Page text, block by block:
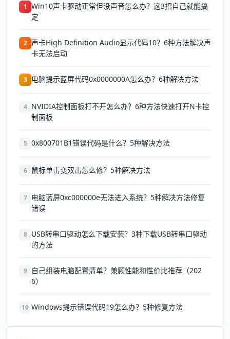
1 Win10声卡驱动正常但没声音怎么办？这3招自己就能搞
定
2 声卡High Definition Audio显示代码10？6种方法解决声
卡无法启动
3 电脑提示蓝屏代码0x0000000A怎么办？6种解决方法
4 NVIDIA控制面板打不开怎么办？6种方法快速打开N卡控
制面板
5 0x800701B1错误代码是什么？5种解决方法
6 鼠标单击变双击怎么修？5种解决方法
7 电脑蓝屏0xc000000e无法进入系统？5种解决方法修复
错误
8 USB转串口驱动怎么下载安装？3种下载USB转串口驱动
的方法
9
自己组装电脑配置清单？兼顾性能和性价比推荐（202
6）
10 Windows提示错误代码19怎么办？5种修复方法